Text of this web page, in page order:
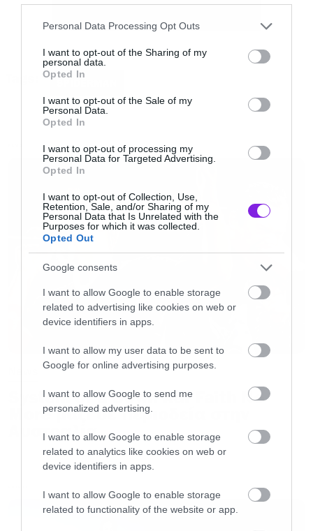
Please note that this website/app uses one or more Google
not limited to your visit or usage behaviour. You may click to
grant or deny consent to Google and its third-party tags to
use your data for below specified purposes in below Google
consent section.
Personal Data Processing Opt Outs
I want to opt-out of the Sharing of my
personal data.
Opted In
I want to opt-out of the Sale of my
Personal Data.
Opted In
I want to opt-out of processing my
Personal Data for Targeted Advertising.
Opted In
I want to opt-out of Collection, Use,
Retention, Sale, and/or Sharing of my
Personal Data that Is Unrelated with the
Purposes for which it was collected.
Opted Out
Google consents
I want to allow Google to enable storage
related to advertising like cookies on web or
device identifiers in apps.
I want to allow my user data to be sent to
Google for online advertising purposes.
I want to allow Google to send me
personalized advertising.
I want to allow Google to enable storage
related to analytics like cookies on web or
device identifiers in apps.
I want to allow Google to enable storage
related to functionality of the website or app.
συναντά ένα μικρό κορίτσι που του λέει ότι έχει
τη λύση στο πρόβλημα του. Μιλάει για λίγο στο
κορίτσι αλλά αυτό τρέχει μακριά. Ενώ το
κυνηγά, ο Peter Parker βρίσκεται αντιμέτωπος
με μία ομάδα ανθρώπων και μία γυναίκα
ντυμένη στα κόκκινα που του λέει ότι όλοι τους
είναι διαφορετικές εκδοχές του εαυτού του από
εναλλακτικά timeline στα οποία δεν έχει
μετατραπεί ποτέ στον Spider Man.
H γυναίκα μεταμορφώνεται τότε στον δαίμονα
Μεφίστο (τον διάβολο δηλαδή) που λέει στον
Peter Parker ότι μπορεί να σώσει τη θεία του.
ψυχή του Spider Μan αλλά να διαγράψει τον
γάμο του με τη Mary Jane.
System of a Down και Faith No
More μαζί σε περιοδεία στην
Αυστραλία